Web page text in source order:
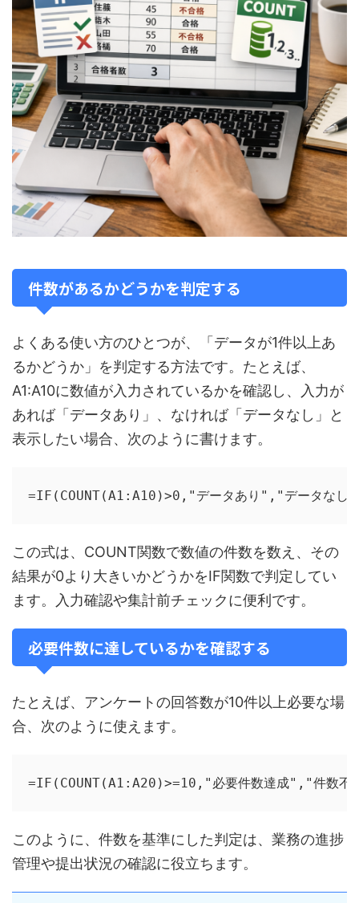
件数があるかどうかを判定する
よくある使い方のひとつが、「データが1件以上あ
るかどうか」を判定する方法です。たとえば、
A1:A10に数値が入力されているかを確認し、入力が
あれば「データあり」、なければ「データなし」と
表示したい場合、次のように書けます。
=IF(COUNT(A1:A10)>0,"データあり","データなし
この式は、COUNT関数で数値の件数を数え、その
結果が0より大きいかどうかをIF関数で判定してい
ます。入力確認や集計前チェックに便利です。
必要件数に達しているかを確認する
たとえば、アンケートの回答数が10件以上必要な場
合、次のように使えます。
=IF(COUNT(A1:A20)>=10,"必要件数達成","件数不
このように、件数を基準にした判定は、業務の進捗
管理や提出状況の確認に役立ちます。